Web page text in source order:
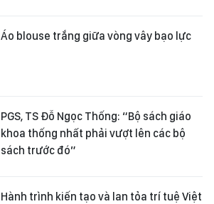
Áo blouse trắng giữa vòng vây bạo lực
PGS, TS Đỗ Ngọc Thống: “Bộ sách giáo
khoa thống nhất phải vượt lên các bộ
sách trước đó”
Hành trình kiến tạo và lan tỏa trí tuệ Việt